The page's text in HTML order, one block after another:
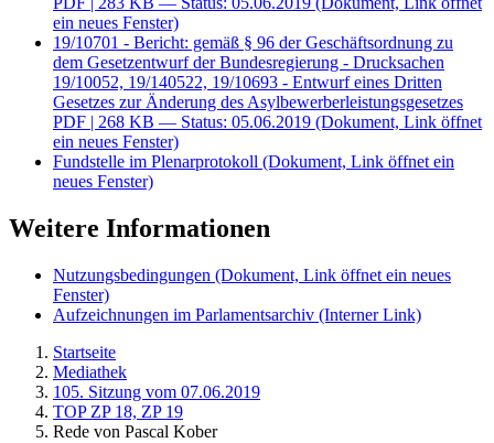
ein neues Fenster)
19/10701 - Bericht: gemäß § 96 der Geschäftsordnung zu
dem Gesetzentwurf der Bundesregierung - Drucksachen
19/10052, 19/140522, 19/10693 - Entwurf eines Dritten
Gesetzes zur Änderung des Asylbewerberleistungsgesetzes
PDF | 268 KB — Status: 05.06.2019 (Dokument, Link öffnet
ein neues Fenster)
Fundstelle im Plenarprotokoll (Dokument, Link öffnet ein
neues Fenster)
Weitere Informationen
Nutzungsbedingungen (Dokument, Link öffnet ein neues
Fenster)
Aufzeichnungen im Parlamentsarchiv (Interner Link)
Startseite
Mediathek
105. Sitzung vom 07.06.2019
TOP ZP 18, ZP 19
Rede von Pascal Kober